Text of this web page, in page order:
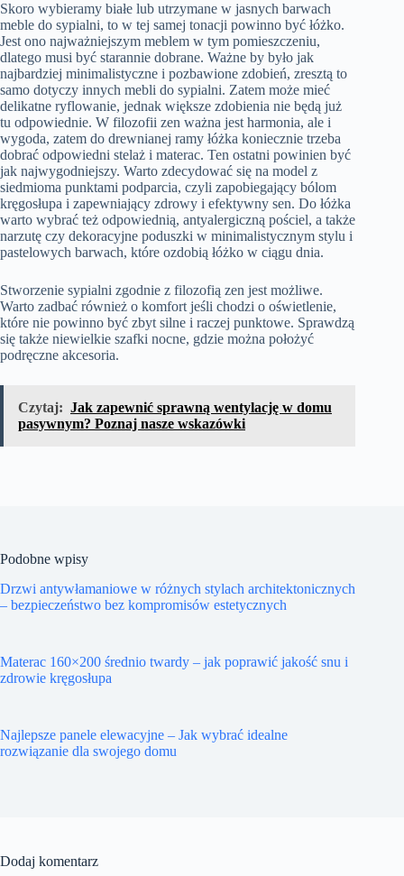
Skoro wybieramy białe lub utrzymane w jasnych barwach
meble do sypialni, to w tej samej tonacji powinno być łóżko.
Jest ono najważniejszym meblem w tym pomieszczeniu,
dlatego musi być starannie dobrane. Ważne by było jak
najbardziej minimalistyczne i pozbawione zdobień, zresztą to
samo dotyczy innych mebli do sypialni. Zatem może mieć
delikatne ryflowanie, jednak większe zdobienia nie będą już
tu odpowiednie. W filozofii zen ważna jest harmonia, ale i
wygoda, zatem do drewnianej ramy łóżka koniecznie trzeba
dobrać odpowiedni stelaż i materac. Ten ostatni powinien być
jak najwygodniejszy. Warto zdecydować się na model z
siedmioma punktami podparcia, czyli zapobiegający bólom
kręgosłupa i zapewniający zdrowy i efektywny sen. Do łóżka
warto wybrać też odpowiednią, antyalergiczną pościel, a także
narzutę czy dekoracyjne poduszki w minimalistycznym stylu i
pastelowych barwach, które ozdobią łóżko w ciągu dnia.
Stworzenie sypialni zgodnie z filozofią zen jest możliwe.
Warto zadbać również o komfort jeśli chodzi o oświetlenie,
które nie powinno być zbyt silne i raczej punktowe. Sprawdzą
się także niewielkie szafki nocne, gdzie można położyć
podręczne akcesoria.
Czytaj: Jak zapewnić sprawną wentylację w domu
pasywnym? Poznaj nasze wskazówki
Podobne wpisy
Drzwi antywłamaniowe w różnych stylach architektonicznych
– bezpieczeństwo bez kompromisów estetycznych
Materac 160×200 średnio twardy – jak poprawić jakość snu i
zdrowie kręgosłupa
Najlepsze panele elewacyjne – Jak wybrać idealne
rozwiązanie dla swojego domu
Dodaj komentarz